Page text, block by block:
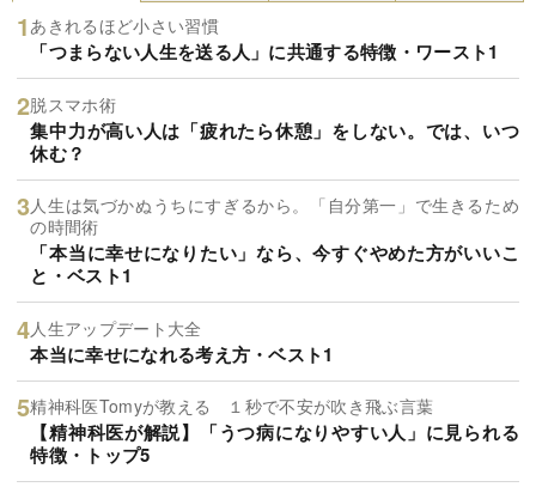
あきれるほど小さい習慣
「つまらない人生を送る人」に共通する特徴・ワースト1
脱スマホ術
集中力が高い人は「疲れたら休憩」をしない。では、いつ
休む？
人生は気づかぬうちにすぎるから。「自分第一」で生きるため
の時間術
「本当に幸せになりたい」なら、今すぐやめた方がいいこ
と・ベスト1
人生アップデート大全
本当に幸せになれる考え方・ベスト1
精神科医Tomyが教える １秒で不安が吹き飛ぶ言葉
【精神科医が解説】「うつ病になりやすい人」に見られる
特徴・トップ5